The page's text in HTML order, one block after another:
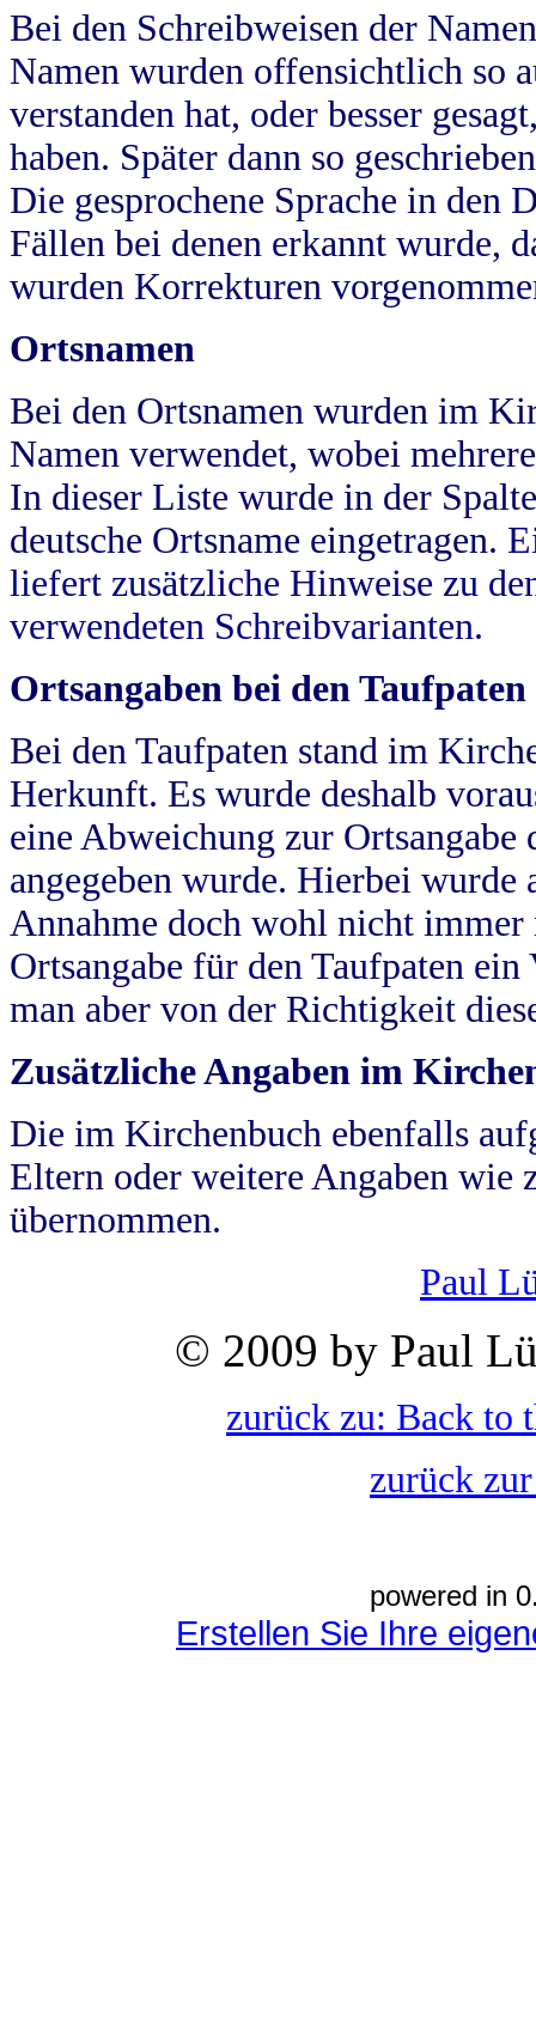
Bei den Schreibweisen der
Namen wurden offensichtlich so
verstanden hat, oder besser
haben. Später dann so
Die gesprochene Sprache in
Fällen bei denen erkannt wurde,
wurden Korrekturen
Ortsnamen
Bei den Ortsnamen wurden im
Namen verwendet, wobei
In dieser Liste wurde in der
deutsche Ortsname eingetragen.
liefert zusätzliche Hinweise zu
verwendeten Schreibvarianten.
Ortsangaben bei den Taufpaten
Bei den Taufpaten stand im
Herkunft. Es wurde deshalb
eine Abweichung zur
angegeben wurde. Hierbei wurde
Annahme doch wohl nicht
Ortsangabe für den Taufpaten
man aber von der Richtigkeit
Zusätzliche Angaben im
Die im Kirchenbuch ebenfalls
Eltern oder weitere Angaben wie
übernommen.
Paul
© 2009 by Paul
zurück zu: Back to
zurück
powered in
Erstellen Sie Ihre